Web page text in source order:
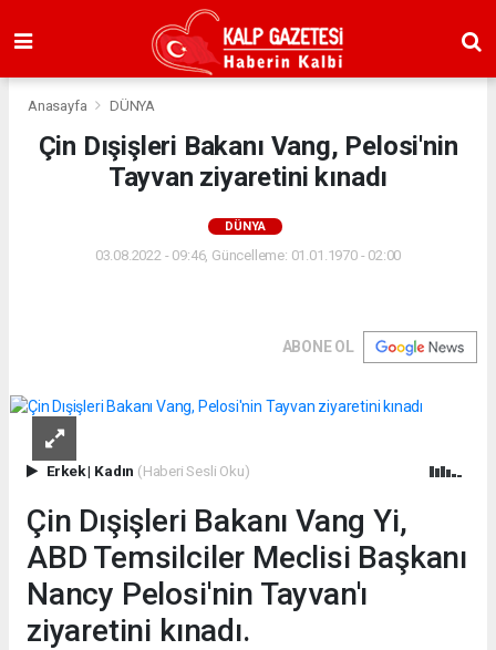
Anasayfa DÜNYA
Çin Dışişleri Bakanı Vang, Pelosi'nin
Tayvan ziyaretini kınadı
DÜNYA
03.08.2022 - 09:46, Güncelleme: 01.01.1970 - 02:00
ABONE OL
Erkek| Kadın (Haberi Sesli Oku)
Çin Dışişleri Bakanı Vang Yi,
ABD Temsilciler Meclisi Başkanı
Nancy Pelosi'nin Tayvan'ı
ziyaretini kınadı.